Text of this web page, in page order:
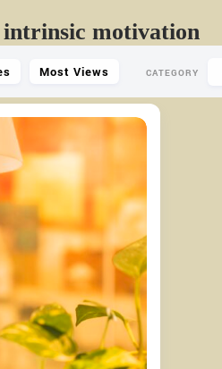
motivation
Most Views CATEGORY